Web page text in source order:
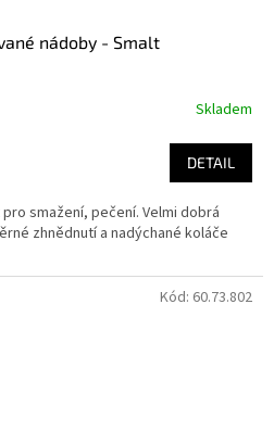
nádoby - Smalt
Skladem
DETAIL
smažení, pečení. Velmi dobrá
zhnědnutí a nadýchané koláče
Kód: 60.73.802